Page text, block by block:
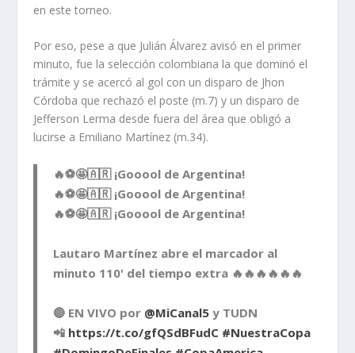
en este torneo.
Por eso, pese a que Julián Álvarez avisó en el primer
minuto, fue la selección colombiana la que dominó el
trámite y se acercó al gol con un disparo de Jhon
Córdoba que rechazó el poste (m.7) y un disparo de
Jefferson Lerma desde fuera del área que obligó a
lucirse a Emiliano Martínez (m.34).
🔥⚽🤩🇦🇷 ¡Gooool de Argentina!
🔥⚽🤩🇦🇷 ¡Gooool de Argentina!
🔥⚽🤩🇦🇷 ¡Gooool de Argentina!
Lautaro Martínez abre el marcador al
minuto 110' del tiempo extra 🔥🔥🔥🔥🔥🔥
🔴 EN VIVO por @MiCanal5 y TUDN
📲 https://t.co/gfQSdBFudC #NuestraCopa